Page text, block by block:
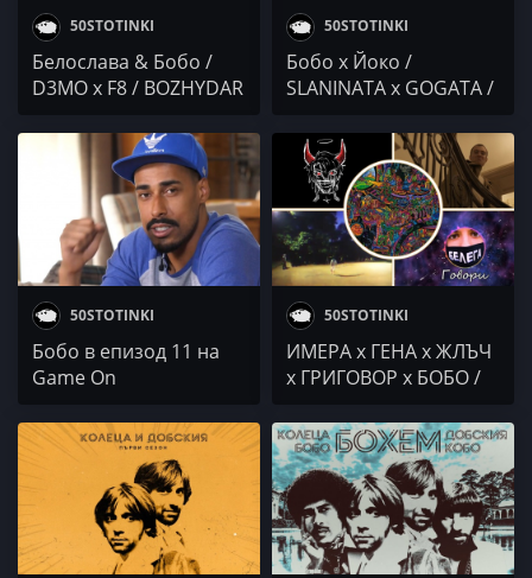
50STOTINKI
Белослава & Бобо /
D3MO x F8 / BOZHYDAR
DAVIDE / FLIPPY x
YazkoOnDaBeat
50STOTINKI
Бобо x Йоко /
SLANINATA x GOGATA /
Experience / EVOL.
50STOTINKI
Бобо в епизод 11 на
Game On
50STOTINKI
ИМЕРА x ГЕНА x ЖЛЪЧ
x ГРИГОВОР x БОБО /
Splendata / Белега